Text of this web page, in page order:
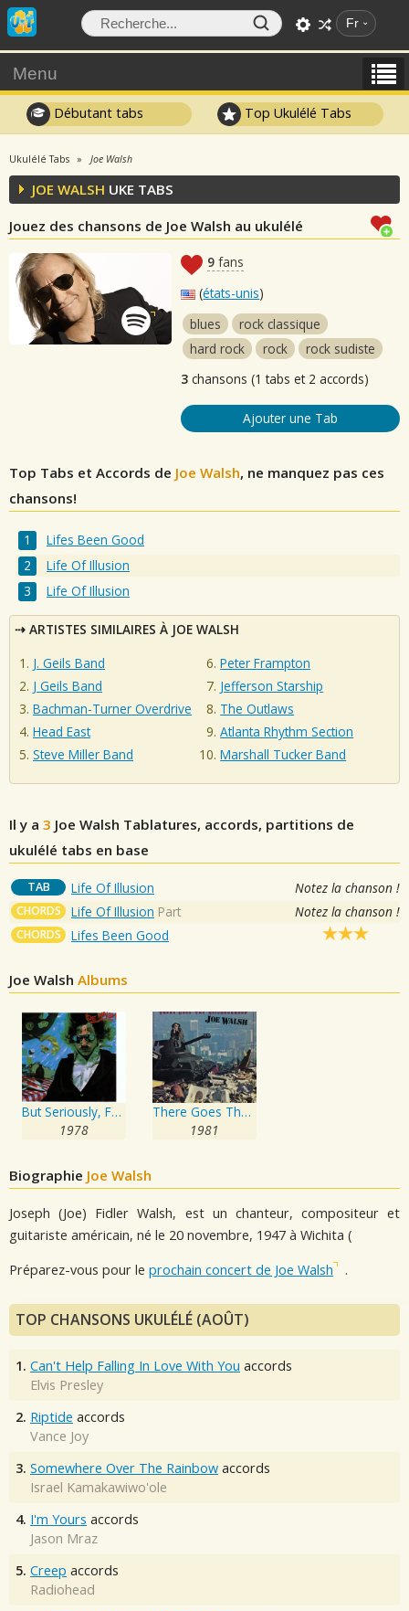
Fr
Menu
Débutant tabs Top Ukulélé Tabs
Ukulélé Tabs Joe Walsh
JOE WALSH UKE TABS
Jouez des chansons de Joe Walsh au ukulélé
9 fans
(états-unis)
blues
rock classique
hard rock
rock
rock sudiste
3 chansons (1 tabs et 2 accords)
Ajouter une Tab
Top Tabs et Accords de Joe Walsh, ne manquez pas ces
chansons!
Lifes Been Good
Life Of Illusion
Life Of Illusion
ARTISTES SIMILAIRES À JOE WALSH
J. Geils Band
J Geils Band
Bachman-Turner Overdrive
Head East
Steve Miller Band
Peter Frampton
Jefferson Starship
The Outlaws
Atlanta Rhythm Section
Marshall Tucker Band
Il y a 3 Joe Walsh Tablatures, accords, partitions de
ukulélé tabs en base
TAB Life Of Illusion Notez la chanson !
CHORDS Life Of Illusion Part Notez la chanson !
CHORDS Lifes Been Good
Joe Walsh Albums
But Seriously, Folks...
1978
There Goes The Neighborhood
1981
Biographie Joe Walsh
Joseph (Joe) Fidler Walsh, est un chanteur, compositeur et
guitariste américain, né le 20 novembre, 1947 à Wichita (
Préparez-vous pour le prochain concert de Joe Walsh .
TOP CHANSONS UKULÉLÉ (AOÛT)
1. Can't Help Falling In Love With You accords
Elvis Presley
2. Riptide accords
Vance Joy
3. Somewhere Over The Rainbow accords
Israel Kamakawiwo'ole
4. I'm Yours accords
Jason Mraz
5. Creep accords
Radiohead